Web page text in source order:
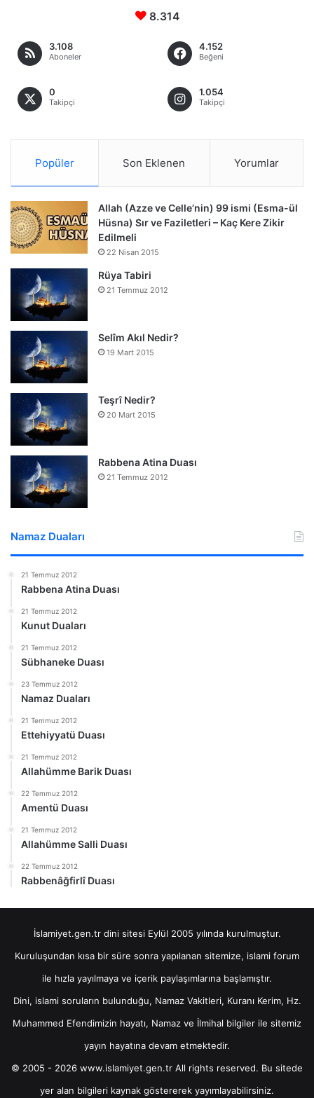
8.314
3.108
Aboneler
4.152
Beğeni
0
Takipçi
1.054
Takipçi
Popüler Son Eklenen Yorumlar
Allah (Azze ve Celle’nin) 99 ismi (Esma-ül
Hüsna) Sır ve Faziletleri – Kaç Kere Zikir
Edilmeli
22 Nisan 2015
Rüya Tabiri
21 Temmuz 2012
Selîm Akıl Nedir?
19 Mart 2015
Teşrî Nedir?
20 Mart 2015
Rabbena Atina Duası
21 Temmuz 2012
Namaz Duaları
21 Temmuz 2012
Rabbena Atina Duası
21 Temmuz 2012
Kunut Duaları
21 Temmuz 2012
Sübhaneke Duası
23 Temmuz 2012
Namaz Duaları
21 Temmuz 2012
Ettehiyyatü Duası
21 Temmuz 2012
Allahümme Barik Duası
22 Temmuz 2012
Amentü Duası
21 Temmuz 2012
Allahümme Salli Duası
22 Temmuz 2012
Rabbenâğfirlî Duası
İslamiyet.gen.tr dini sitesi Eylül 2005 yılında kurulmuştur.
Kuruluşundan kısa bir süre sonra yapılanan sitemize, islami forum
ile hızla yayılmaya ve içerik paylaşımlarına başlamıştır.
Dini, islami soruların bulunduğu, Namaz Vakitleri, Kuranı Kerim, Hz.
Muhammed Efendimizin hayatı, Namaz ve İlmihal bilgiler ile sitemiz
yayın hayatına devam etmektedir.
© 2005 - 2026 www.islamiyet.gen.tr All rights reserved. Bu sitede
yer alan bilgileri kaynak göstererek yayımlayabilirsiniz.